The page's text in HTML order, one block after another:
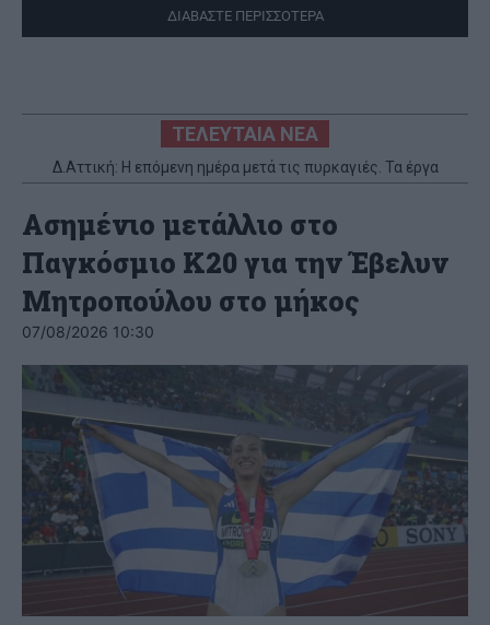
ΔΙΑΒΑΣΤΕ ΠΕΡΙΣΣΟΤΕΡΑ